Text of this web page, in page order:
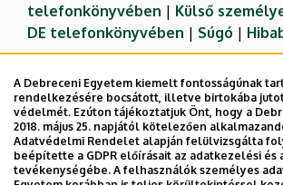
telefonkönyvében | Külső
DE telefonkönyvében | Súgó |
A Debreceni Egyetem kiemelt fontosságúnak
rendelkezésére bocsátott, illetve birtokába
védelmét. Ezúton tájékoztatjuk Önt, hogy a
2018. május 25. napjától kötelezően
Adatvédelmi Rendelet alapján felülvizsgálta
beépítette a GDPR előírásait az adatkezelési és
tevékenységébe. A felhasználók személyes